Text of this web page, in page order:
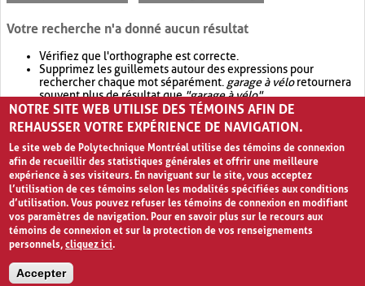
Votre recherche n'a donné aucun résultat
Vérifiez que l'orthographe est correcte.
Supprimez les guillemets autour des expressions pour
rechercher chaque mot séparément. garage à véloretournera
souvent plus de résultat que"garage à vélo".
Envisagez d'élargir votre recherche avec OR.garage OR vélo
retournera souvent plus de résultat quegarage à vélo
NOTRE SITE WEB UTILISE DES TÉMOINS AFIN DE
REHAUSSER VOTRE EXPÉRIENCE DE NAVIGATION.
Le site web de Polytechnique Montréal utilise des témoins de connexion
afin de recueillir des statistiques générales et offrir une meilleure
expérience à ses visiteurs. En naviguant sur le site, vous acceptez
l’utilisation de ces témoins selon les modalités spécifiées aux conditions
d’utilisation. Vous pouvez refuser les témoins de connexion en modifiant
vos paramètres de navigation. Pour en savoir plus sur le recours aux
témoins de connexion et sur la protection de vos renseignements
personnels,cliquez ici.
Accepter